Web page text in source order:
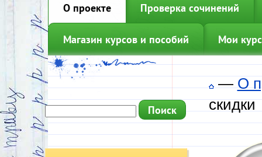
О проекте Проверка сочинений
Магазин курсов и пособий Мои
—О
скидки